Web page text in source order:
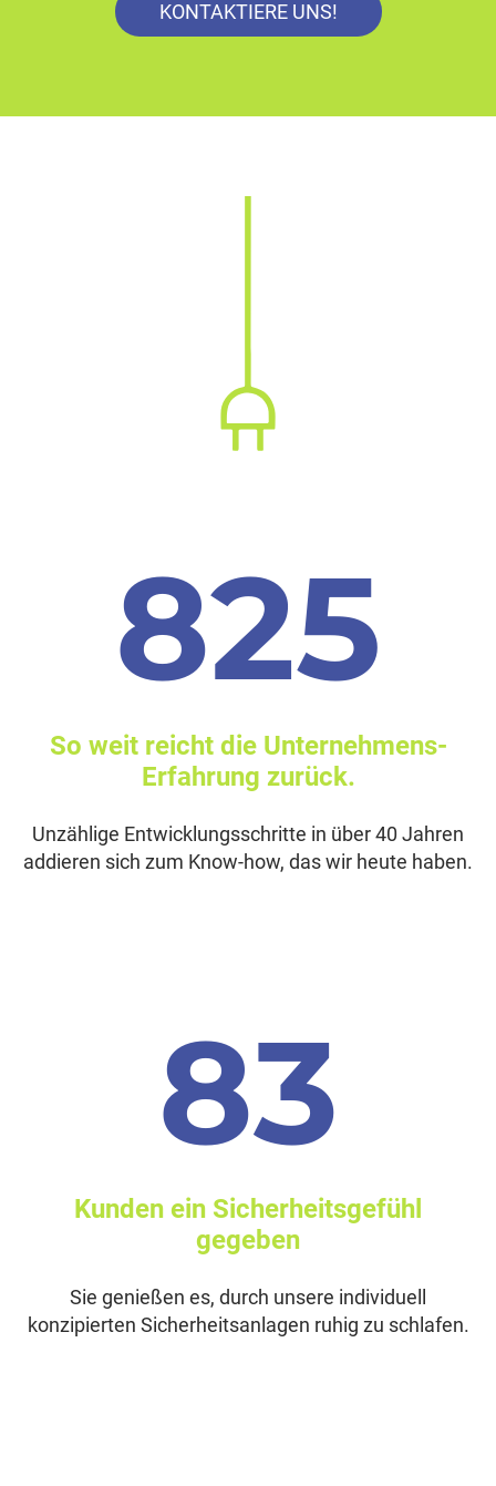
KONTAKTIERE UNS!
1182
So weit reicht die Unternehmens-
Erfahrung zurück.
Unzählige Entwicklungsschritte in über 40 Jahren
addieren sich zum Know-how, das wir heute haben.
119
Kunden ein Sicherheitsgefühl
gegeben
Sie genießen es, durch unsere individuell
konzipierten Sicherheitsanlagen ruhig zu schlafen.